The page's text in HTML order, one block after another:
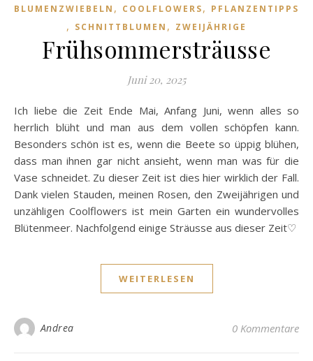
BLUMENZWIEBELN , COOLFLOWERS, PFLANZENTIPPS
, SCHNITTBLUMEN , ZWEIJÄHRIGE
Frühsommersträusse
Juni 20, 2025
Ich liebe die Zeit Ende Mai, Anfang Juni, wenn alles so
herrlich blüht und man aus dem vollen schöpfen kann.
Besonders schön ist es, wenn die Beete so üppig blühen,
dass man ihnen gar nicht ansieht, wenn man was für die
Vase schneidet. Zu dieser Zeit ist dies hier wirklich der Fall.
Dank vielen Stauden, meinen Rosen, den Zweijährigen und
unzähligen Coolflowers ist mein Garten ein wundervolles
Blütenmeer. Nachfolgend einige Sträusse aus dieser Zeit♡
WEITERLESEN
Andrea 0 Kommentare